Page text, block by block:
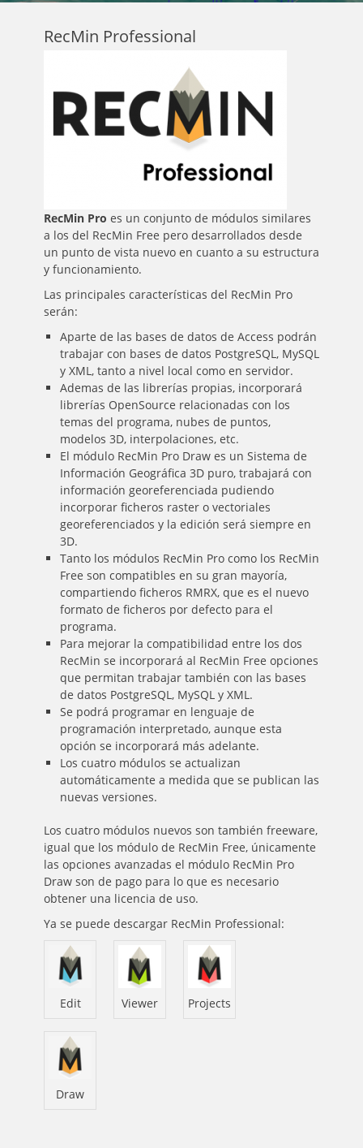
RecMin Professional
RecMin Pro es un conjunto de módulos similares
a los del RecMin Free pero desarrollados desde
un punto de vista nuevo en cuanto a su estructura
y funcionamiento.
Las principales características del RecMin Pro
serán:
Aparte de las bases de datos de Access podrán
trabajar con bases de datos PostgreSQL, MySQL
y XML, tanto a nivel local como en servidor.
Ademas de las librerías propias, incorporará
librerías OpenSource relacionadas con los
temas del programa, nubes de puntos,
modelos 3D, interpolaciones, etc.
El módulo RecMin Pro Draw es un Sistema de
Información Geográfica 3D puro, trabajará con
información georeferenciada pudiendo
incorporar ficheros raster o vectoriales
georeferenciados y la edición será siempre en
3D.
Tanto los módulos RecMin Pro como los RecMin
Free son compatibles en su gran mayoría,
compartiendo ficheros RMRX, que es el nuevo
formato de ficheros por defecto para el
programa.
Para mejorar la compatibilidad entre los dos
RecMin se incorporará al RecMin Free opciones
que permitan trabajar también con las bases
de datos PostgreSQL, MySQL y XML.
Se podrá programar en lenguaje de
programación interpretado, aunque esta
opción se incorporará más adelante.
Los cuatro módulos se actualizan
automáticamente a medida que se publican las
nuevas versiones.
Los cuatro módulos nuevos son también freeware,
igual que los módulo de RecMin Free, únicamente
las opciones avanzadas el módulo RecMin Pro
Draw son de pago para lo que es necesario
obtener una licencia de uso.
Ya se puede descargar RecMin Professional:
Edit Viewer Projects
Draw